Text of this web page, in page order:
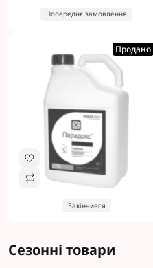
Попереднє замовлення
Продано
Закінчився
Сезонні товари